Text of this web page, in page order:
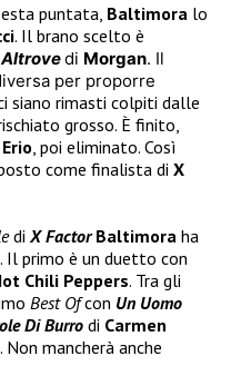
puntata, Baltimora lo
. Il brano scelto è
Altrovedi Morgan. Il
per proporre
siano rimasti colpiti dalle
grosso. È finito,
Erio , poi eliminato. Così
come finalista di X
di X FactorBaltimora ha
Il primo è un duetto con
Chili Peppers. Tra gli
Best Ofcon Un Uomo
Di Burrodi Carmen
. Non mancherà anche